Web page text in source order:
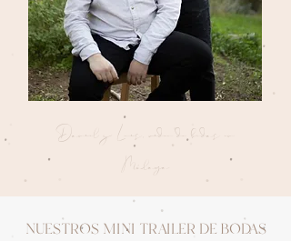
Daniel y Luis, video de bodas en
Málaga
NUESTROS MINI TRAILER DE BODAS